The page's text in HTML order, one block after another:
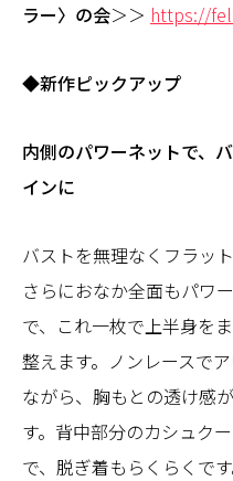
ラー〉の会＞＞ https://
◆新作ピックアップ
内側のパワーネットで、
インに
バストを無理なくフラッ
さらにおなか全面もパワ
で、これ一枚で上半身を
整えます。ノンレースで
ながら、胸もとの透け感
す。背中部分のカシュク
で、脱ぎ着もらくらくです